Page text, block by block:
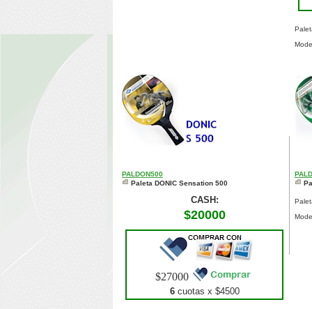
PALDON500
Paleta DONIC Sensation 500
CASH:
$20000
$27000
6cuotas x $4500